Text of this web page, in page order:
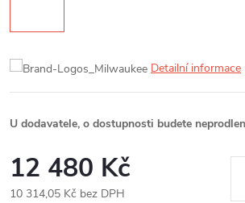
Detailní informace
U dodavatele, o dostupnosti budete
12 480 Kč
10 314,05 Kč bez DPH